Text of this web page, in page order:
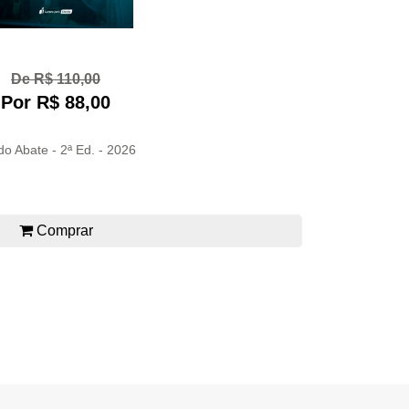
De R$ 110,00
Por R$ 88,00
Abate - 2ª Ed. - 2026
Comprar